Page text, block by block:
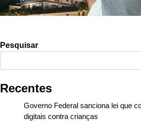
Pesquisar
Recentes
Governo Federal sanciona lei que
digitais contra crianças